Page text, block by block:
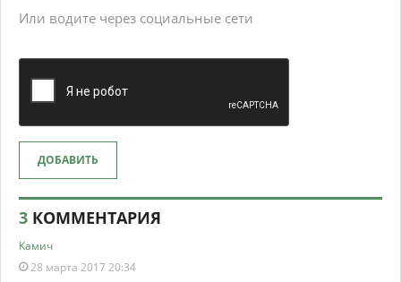
Или водите через социальные сети
ДОБАВИТЬ
3 КОММЕНТАРИЯ
Камич
28 марта 2017 20:34